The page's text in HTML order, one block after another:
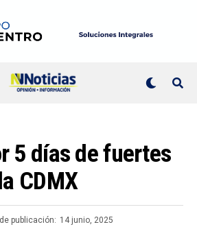
5 días de fuertes
CDMX
publicación: 14 junio, 2025